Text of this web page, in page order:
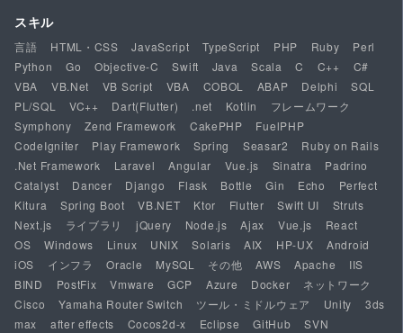
スキル
言語 HTML・CSS JavaScript TypeScript PHP Ruby
Perl
Python
Go Objective-C Swift Java Scala C C++
C#
VBA
VB.Net VB Script VBA COBOL ABAP Delphi
SQL
PL/SQL
VC++ Dart(Flutter) .net Kotlin
フレームワーク
Symphony
Zend Framework CakePHP
FuelPHP
CodeIgniter
Play Framework Spring Seasar2
Ruby on Rails
.Net Framework
Laravel Angular Vue.js Sinatra
Padrino
Catalyst
Dancer Django Flask Bottle Gin Echo
Perfect
Kitura
Spring Boot VB.NET Ktor Flutter Swift UI
Struts
Next.js
ライブラリ jQuery Node.js Ajax Vue.js
React
OS
Windows Linux UNIX Solaris AIX HP-UX
Android
iOS
インフラ Oracle MySQL その他 AWS Apache
IIS
BIND
PostFix Vmware GCP Azure Docker
ネットワーク
Cisco
Yamaha Router Switch ツール・ミドルウェア Unity
3ds
max
after effects Cocos2d-x Eclipse GitHub
SVN